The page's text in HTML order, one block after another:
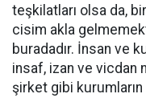
teşkilatları olsa da,
cisim akla
buradadır. İnsan ve
insaf, izan ve vicdan
şirket gibi kurumların